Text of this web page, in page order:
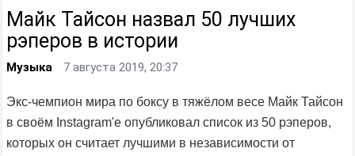
Майк Тайсон назвал 50 лучших
рэперов в истории
Музыка 7 августа 2019, 20:37
Экс-чемпион мира по боксу в тяжёлом весе Майк Тайсон
в своём Instagram'e опубликовал список из 50 рэперов,
которых он считает лучшими в независимости от